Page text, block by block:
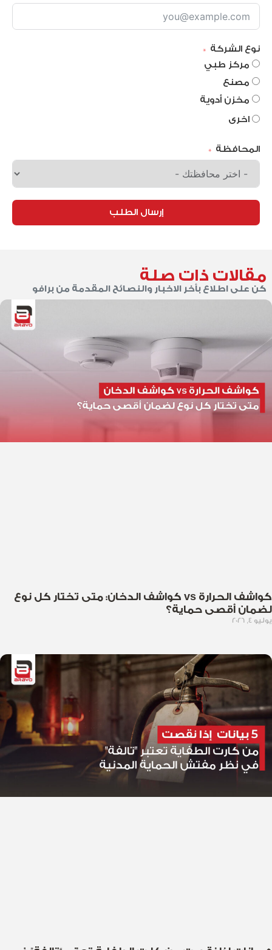
نوع الشركة
مركز طبي
مصنع
مخزن أدوية
اخرى
المحافظة
إرسال الطلب
مقالات ذات صلة
كن على اطلاع بأخر الاخبار والنصائح المقدمة من برافو
كواشف الحرارة vs كواشف الدخان: متى تختار كل نوع
لضمان أقصى حماية؟
يوليو 4, 2026